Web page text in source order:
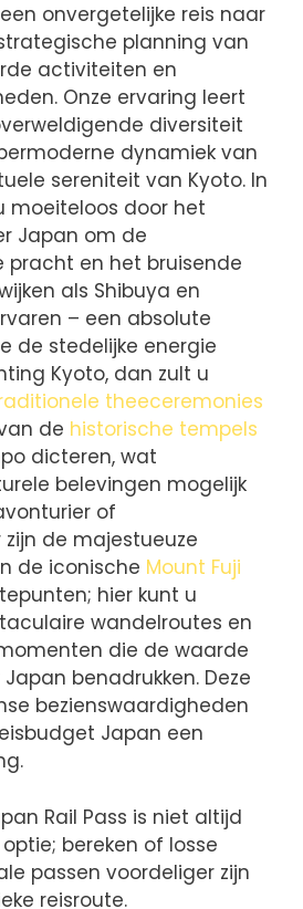
onvergetelijke reis naar
planning van
activiteiten en
Onze ervaring leert
diversiteit
dynamiek van
sereniteit van Kyoto. In
moeiteloos door het
Japan om de
en het bruisende
als Shibuya en
– een absolute
de stedelijke energie
Kyoto, dan zult u
theeceremonies
de historische tempels
dicteren, wat
belevingen mogelijk
of
de majestueuze
de iconische Mount Fuji
hier kunt u
wandelroutes en
die de waarde
benadrukken. Deze
bezienswaardigheden
Japan een
Rail Pass is niet altijd
bereken of losse
passen voordeliger zijn
reisroute.